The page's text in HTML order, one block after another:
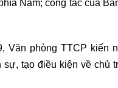
Nam; công tác của
Văn phòng TTCP kiến
sự, tạo điều kiện về chủ